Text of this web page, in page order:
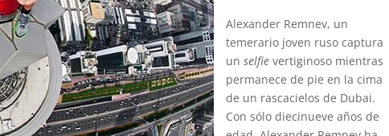
Alexander Remnev, un
temerario joven ruso captura
unselfie vertiginoso mientras
permanece de pie en la cima
de un rascacielos de Dubai.
Con sólo diecinueve años de